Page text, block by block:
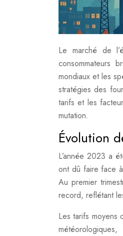
Le marché de
consommateurs
mondiaux et les
stratégies des
tarifs et les
mutation.
Évolution
L’année 2023 a
ont dû faire face
Au premier
record, reflétant
Les tarifs moyens